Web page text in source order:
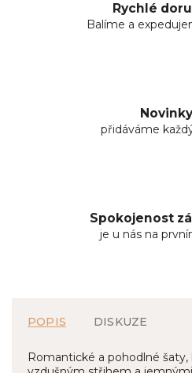
Rychlé
Balíme a
Novinky
přidáváme
Spokojenost
je u nás na
POPIS DISKUZE
Romantické a pohodlné šaty,